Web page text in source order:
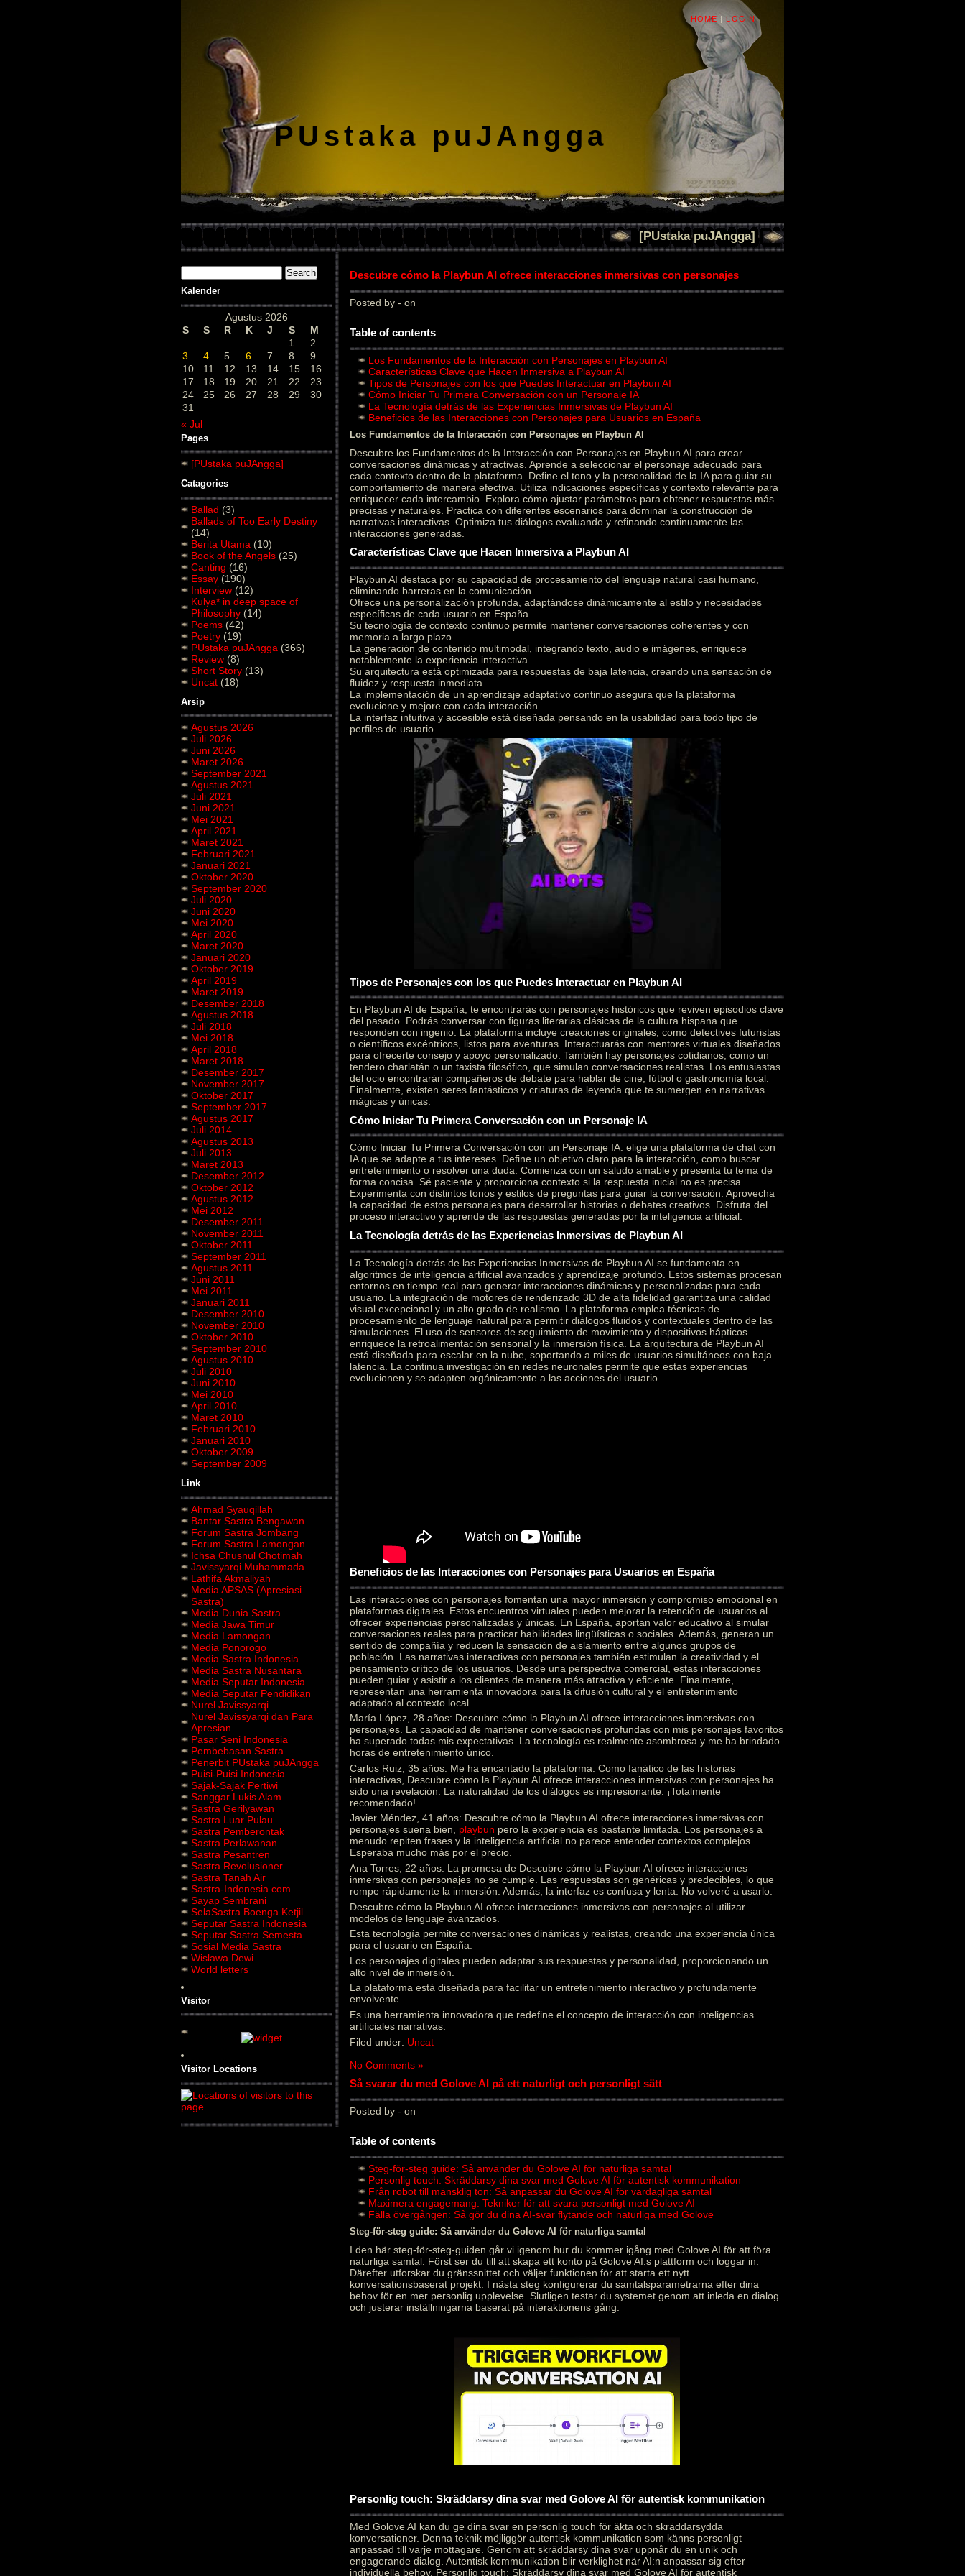
HOME | LOGIN
PUstaka puJAngga
[PUstaka puJAngga]
Kalender
Agustus 2026
S
S R K J S
M
1
2
3
4 5 6 7 8
9
10
11 12 13 14 15
16
17
18 19 20 21 22
23
24
25 26 27 28 29
30
31
« Jul
Pages
[PUstaka puJAngga]
Catagories
Ballad (3)
Ballads of Too Early Destiny
(14)
Berita Utama (10)
Book of the Angels (25)
Canting (16)
Essay (190)
Interview (12)
Kulya* in deep space of
Philosophy (14)
Poems (42)
Poetry (19)
PUstaka puJAngga (366)
Review (8)
Short Story (13)
Uncat (18)
Arsip
Agustus 2026
Juli 2026
Juni 2026
Maret 2026
September 2021
Agustus 2021
Juli 2021
Juni 2021
Mei 2021
April 2021
Maret 2021
Februari 2021
Januari 2021
Oktober 2020
September 2020
Juli 2020
Juni 2020
Mei 2020
April 2020
Maret 2020
Januari 2020
Oktober 2019
April 2019
Maret 2019
Desember 2018
Agustus 2018
Juli 2018
Mei 2018
April 2018
Maret 2018
Desember 2017
November 2017
Oktober 2017
September 2017
Agustus 2017
Juli 2014
Agustus 2013
Juli 2013
Maret 2013
Desember 2012
Oktober 2012
Agustus 2012
Mei 2012
Desember 2011
November 2011
Oktober 2011
September 2011
Agustus 2011
Juni 2011
Mei 2011
Januari 2011
Desember 2010
November 2010
Oktober 2010
September 2010
Agustus 2010
Juli 2010
Juni 2010
Mei 2010
April 2010
Maret 2010
Februari 2010
Januari 2010
Oktober 2009
September 2009
Link
Ahmad Syauqillah
Bantar Sastra Bengawan
Forum Sastra Jombang
Forum Sastra Lamongan
Ichsa Chusnul Chotimah
Javissyarqi Muhammada
Lathifa Akmaliyah
Media APSAS (Apresiasi
Sastra)
Media Dunia Sastra
Media Jawa Timur
Media Lamongan
Media Ponorogo
Media Sastra Indonesia
Media Sastra Nusantara
Media Seputar Indonesia
Media Seputar Pendidikan
Nurel Javissyarqi
Nurel Javissyarqi dan Para
Apresian
Pasar Seni Indonesia
Pembebasan Sastra
Penerbit PUstaka puJAngga
Puisi-Puisi Indonesia
Sajak-Sajak Pertiwi
Sanggar Lukis Alam
Sastra Gerilyawan
Sastra Luar Pulau
Sastra Pemberontak
Sastra Perlawanan
Sastra Pesantren
Sastra Revolusioner
Sastra Tanah Air
Sastra-Indonesia.com
Sayap Sembrani
SelaSastra Boenga Ketjil
Seputar Sastra Indonesia
Seputar Sastra Semesta
Sosial Media Sastra
Wislawa Dewi
World letters
Visitor
Visitor Locations
Descubre cómo la Playbun AI ofrece interacciones inmersivas con personajes
Posted by - on
Table of contents
Los Fundamentos de la Interacción con Personajes en Playbun AI
Características Clave que Hacen Inmersiva a Playbun AI
Tipos de Personajes con los que Puedes Interactuar en Playbun AI
Cómo Iniciar Tu Primera Conversación con un Personaje IA
La Tecnología detrás de las Experiencias Inmersivas de Playbun AI
Beneficios de las Interacciones con Personajes para Usuarios en España
Los Fundamentos de la Interacción con Personajes en Playbun AI
Descubre los Fundamentos de la Interacción con Personajes en Playbun AI para crear
conversaciones dinámicas y atractivas. Aprende a seleccionar el personaje adecuado para
cada contexto dentro de la plataforma. Define el tono y la personalidad de la IA para guiar su
comportamiento de manera efectiva. Utiliza indicaciones específicas y contexto relevante para
enriquecer cada intercambio. Explora cómo ajustar parámetros para obtener respuestas más
precisas y naturales. Practica con diferentes escenarios para dominar la construcción de
narrativas interactivas. Optimiza tus diálogos evaluando y refinando continuamente las
interacciones generadas.
Características Clave que Hacen Inmersiva a Playbun AI
Playbun AI destaca por su capacidad de procesamiento del lenguaje natural casi humano,
eliminando barreras en la comunicación.
Ofrece una personalización profunda, adaptándose dinámicamente al estilo y necesidades
específicas de cada usuario en España.
Su tecnología de contexto continuo permite mantener conversaciones coherentes y con
memoria a largo plazo.
La generación de contenido multimodal, integrando texto, audio e imágenes, enriquece
notablemente la experiencia interactiva.
Su arquitectura está optimizada para respuestas de baja latencia, creando una sensación de
fluidez y respuesta inmediata.
La implementación de un aprendizaje adaptativo continuo asegura que la plataforma
evolucione y mejore con cada interacción.
La interfaz intuitiva y accesible está diseñada pensando en la usabilidad para todo tipo de
perfiles de usuario.
Tipos de Personajes con los que Puedes Interactuar en Playbun AI
En Playbun AI de España, te encontrarás con personajes históricos que reviven episodios clave
del pasado. Podrás conversar con figuras literarias clásicas de la cultura hispana que
responden con ingenio. La plataforma incluye creaciones originales, como detectives futuristas
o científicos excéntricos, listos para aventuras. Interactuarás con mentores virtuales diseñados
para ofrecerte consejo y apoyo personalizado. También hay personajes cotidianos, como un
tendero charlatán o un taxista filosófico, que simulan conversaciones realistas. Los entusiastas
del ocio encontrarán compañeros de debate para hablar de cine, fútbol o gastronomía local.
Finalmente, existen seres fantásticos y criaturas de leyenda que te sumergen en narrativas
mágicas y únicas.
Cómo Iniciar Tu Primera Conversación con un Personaje IA
Cómo Iniciar Tu Primera Conversación con un Personaje IA: elige una plataforma de chat con
IA que se adapte a tus intereses. Define un objetivo claro para la interacción, como buscar
entretenimiento o resolver una duda. Comienza con un saludo amable y presenta tu tema de
forma concisa. Sé paciente y proporciona contexto si la respuesta inicial no es precisa.
Experimenta con distintos tonos y estilos de preguntas para guiar la conversación. Aprovecha
la capacidad de estos personajes para desarrollar historias o debates creativos. Disfruta del
proceso interactivo y aprende de las respuestas generadas por la inteligencia artificial.
La Tecnología detrás de las Experiencias Inmersivas de Playbun AI
La Tecnología detrás de las Experiencias Inmersivas de Playbun AI se fundamenta en
algoritmos de inteligencia artificial avanzados y aprendizaje profundo. Estos sistemas procesan
entornos en tiempo real para generar interacciones dinámicas y personalizadas para cada
usuario. La integración de motores de renderizado 3D de alta fidelidad garantiza una calidad
visual excepcional y un alto grado de realismo. La plataforma emplea técnicas de
procesamiento de lenguaje natural para permitir diálogos fluidos y contextuales dentro de las
simulaciones. El uso de sensores de seguimiento de movimiento y dispositivos hápticos
enriquece la retroalimentación sensorial y la inmersión física. La arquitectura de Playbun AI
está diseñada para escalar en la nube, soportando a miles de usuarios simultáneos con baja
latencia. La continua investigación en redes neuronales permite que estas experiencias
evolucionen y se adapten orgánicamente a las acciones del usuario.
Beneficios de las Interacciones con Personajes para Usuarios en España
Las interacciones con personajes fomentan una mayor inmersión y compromiso emocional en
plataformas digitales. Estos encuentros virtuales pueden mejorar la retención de usuarios al
ofrecer experiencias personalizadas y únicas. En España, aportan valor educativo al simular
conversaciones reales para practicar habilidades lingüísticas o sociales. Además, generan un
sentido de compañía y reducen la sensación de aislamiento entre algunos grupos de
población. Las narrativas interactivas con personajes también estimulan la creatividad y el
pensamiento crítico de los usuarios. Desde una perspectiva comercial, estas interacciones
pueden guiar y asistir a los clientes de manera más atractiva y eficiente. Finalmente,
representan una herramienta innovadora para la difusión cultural y el entretenimiento
adaptado al contexto local.
María López, 28 años: Descubre cómo la Playbun AI ofrece interacciones inmersivas con
personajes. La capacidad de mantener conversaciones profundas con mis personajes favoritos
ha superado todas mis expectativas. La tecnología es realmente asombrosa y me ha brindado
horas de entretenimiento único.
Carlos Ruiz, 35 años: Me ha encantado la plataforma. Como fanático de las historias
interactivas, Descubre cómo la Playbun AI ofrece interacciones inmersivas con personajes ha
sido una revelación. La naturalidad de los diálogos es impresionante. ¡Totalmente
recomendado!
Javier Méndez, 41 años: Descubre cómo la Playbun AI ofrece interacciones inmersivas con
personajes suena bien, playbun pero la experiencia es bastante limitada. Los personajes a
menudo repiten frases y la inteligencia artificial no parece entender contextos complejos.
Esperaba mucho más por el precio.
Ana Torres, 22 años: La promesa de Descubre cómo la Playbun AI ofrece interacciones
inmersivas con personajes no se cumple. Las respuestas son genéricas y predecibles, lo que
rompe rápidamente la inmersión. Además, la interfaz es confusa y lenta. No volveré a usarlo.
Descubre cómo la Playbun AI ofrece interacciones inmersivas con personajes al utilizar
modelos de lenguaje avanzados.
Esta tecnología permite conversaciones dinámicas y realistas, creando una experiencia única
para el usuario en España.
Los personajes digitales pueden adaptar sus respuestas y personalidad, proporcionando un
alto nivel de inmersión.
La plataforma está diseñada para facilitar un entretenimiento interactivo y profundamente
envolvente.
Es una herramienta innovadora que redefine el concepto de interacción con inteligencias
artificiales narrativas.
Filed under: Uncat
No Comments »
Så svarar du med Golove AI på ett naturligt och personligt sätt
Posted by - on
Table of contents
Steg-för-steg guide: Så använder du Golove AI för naturliga samtal
Personlig touch: Skräddarsy dina svar med Golove AI för autentisk kommunikation
Från robot till mänsklig ton: Så anpassar du Golove AI för vardagliga samtal
Maximera engagemang: Tekniker för att svara personligt med Golove AI
Fälla övergången: Så gör du dina AI-svar flytande och naturliga med Golove
Steg-för-steg guide: Så använder du Golove AI för naturliga samtal
I den här steg-för-steg-guiden går vi igenom hur du kommer igång med Golove AI för att föra
naturliga samtal. Först ser du till att skapa ett konto på Golove AI:s plattform och loggar in.
Därefter utforskar du gränssnittet och väljer funktionen för att starta ett nytt
konversationsbaserat projekt. I nästa steg konfigurerar du samtalsparametrarna efter dina
behov för en mer personlig upplevelse. Slutligen testar du systemet genom att inleda en dialog
och justerar inställningarna baserat på interaktionens gång.
Personlig touch: Skräddarsy dina svar med Golove AI för autentisk kommunikation
Med Golove AI kan du ge dina svar en personlig touch för äkta och skräddarsydda
konversationer. Denna teknik möjliggör autentisk kommunikation som känns personligt
anpassad till varje mottagare. Genom att skräddarsy dina svar uppnår du en unik och
engagerande dialog. Autentisk kommunikation blir verklighet när AI:n anpassar sig efter
individuella behov. Personlig touch: Skräddarsy dina svar med Golove AI för autentisk